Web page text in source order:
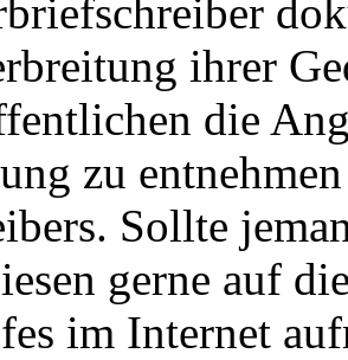
ihrer
die
zu
Sollte
gerne auf
im Internet